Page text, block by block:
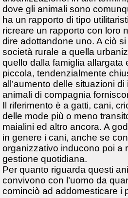
dove gli animali sono
ha un rapporto di tipo
ricreare un rapporto con loro
dire adottandone uno. A ciò
società rurale a quella
quello dalla famiglia allargata
piccola, tendenzialmente
all’aumento delle situazioni
animali di compagnia
Il riferimento è a gatti, cani,
delle mode più o meno
maialini ed altro ancora. A
in genere i cani, anche se
organizzativo inducono poi a
gestione quotidiana.
Per quanto riguarda questi
convivono con l’uomo da
cominciò ad addomesticare i